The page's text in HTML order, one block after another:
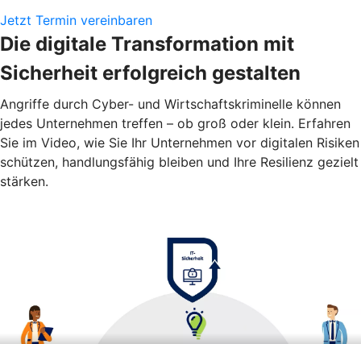
Jetzt Termin vereinbaren
Die digitale Transformation mit
Sicherheit erfolgreich gestalten
Angriffe durch Cyber- und Wirtschaftskriminelle können
jedes Unternehmen treffen – ob groß oder klein. Erfahren
Sie im Video, wie Sie Ihr Unternehmen vor digitalen Risiken
schützen, handlungsfähig bleiben und Ihre Resilienz gezielt
stärken.